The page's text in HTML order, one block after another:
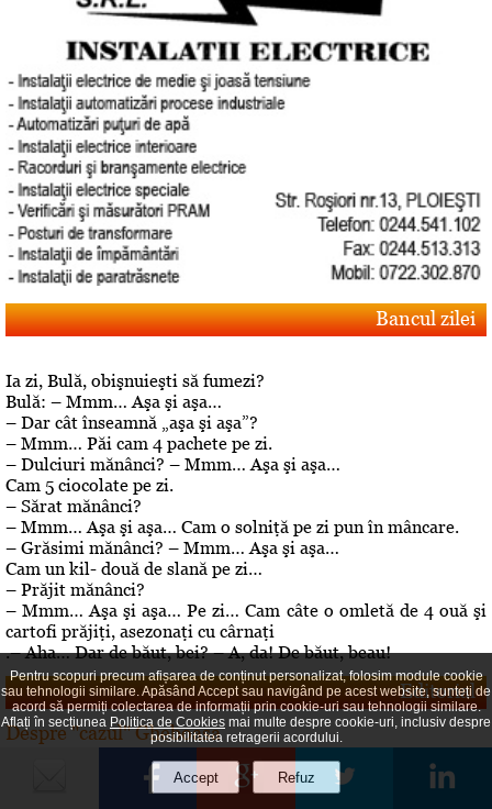
Bancul zilei
Ia zi, Bulă, obişnuieşti să fumezi?
Bulă: – Mmm… Aşa şi aşa…
– Dar cât înseamnă „aşa şi aşa”?
– Mmm… Păi cam 4 pachete pe zi.
– Dulciuri mănânci? – Mmm… Aşa şi aşa…
Cam 5 ciocolate pe zi.
– Sărat mănânci?
– Mmm… Aşa şi aşa… Cam o solniţă pe zi pun în mâncare.
– Grăsimi mănânci? – Mmm… Aşa şi aşa…
Cam un kil- două de slană pe zi…
– Prăjit mănânci?
– Mmm… Aşa şi aşa… Pe zi… Cam câte o omletă de 4 ouă şi
cartofi prăjiţi, asezonaţi cu cârnaţi
.– Aha… Dar de băut, bei? – A, da! De băut, beau!
Editorial
Despre "cazul" Gheboasa
A luat foc internetul, au navalit deontologii, au explodat
opiniile. Cazul Gheboasa, la mare concurenta cu fata ucisa
Pentru scopuri precum afișarea de conținut personalizat, folosim module cookie
sau tehnologii similare. Apăsând Accept sau navigând pe acest website, sunteți de
acord să permiți colectarea de informații prin cookie-uri sau tehnologii similare.
Aflați în secțiunea Politica de Cookies mai multe despre cookie-uri, inclusiv despre
posibilitatea retragerii acordului.